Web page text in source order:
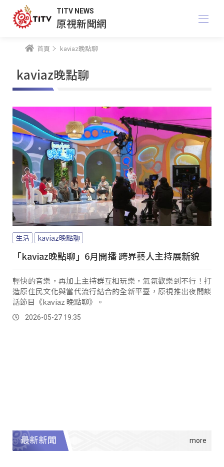
TITV NEWS
原視新聞網
首頁 kaviaz晚點聊
kaviaz晚點聊
生活 kaviaz晚點聊
「kaviaz晚點聊」6月開播 跨界藝人主持展新貌
輕快的音樂，再加上主持群互相玩樂，氣氛歡樂到不行！打
造原住民文化與當代流行結合的全新平臺，原視推出夜間談
話節目《kaviaz 晚點聊》。
2026-05-27 19:35
最新新聞